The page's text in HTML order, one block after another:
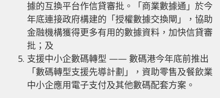
據的互換平台作信貸審批。「商業數據通」於今
年底連接政府構建的「授權數據交換閘」，協助
金融機構獲得更多有用的數據資料，加快信貸審
批；及
支援中小企數碼轉型 —— 數碼港今年底前推出
「數碼轉型支援先導計劃」，資助零售及餐飲業
中小企應用電子支付及其他數碼配套方案。